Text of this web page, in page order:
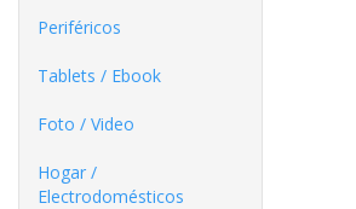
Periféricos
Tablets / Ebook
Foto / Video
Hogar /
Electrodomésticos